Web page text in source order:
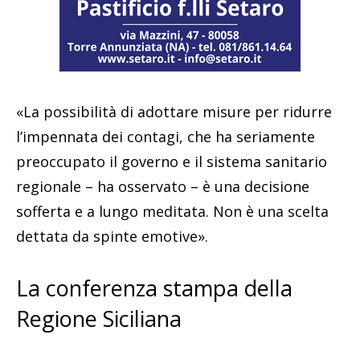
«La possibilità di adottare misure per ridurre
l’impennata dei contagi, che ha seriamente
preoccupato il governo e il sistema sanitario
regionale – ha osservato – è una decisione
sofferta e a lungo meditata. Non è una scelta
dettata da spinte emotive».
La conferenza stampa della
Regione Siciliana